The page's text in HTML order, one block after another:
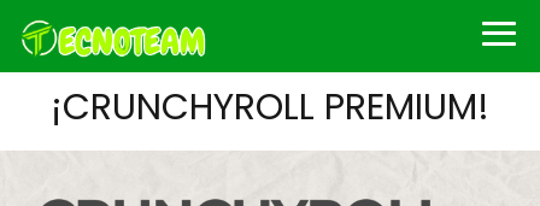
¡CRUNCHYROLL PREMIUM!